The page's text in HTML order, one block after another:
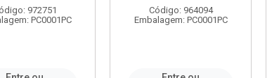
972751
PC0001PC
Código: 964094
Embalagem: PC0001PC